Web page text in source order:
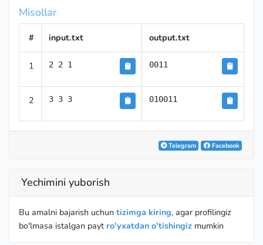
Misollar
# input.txt output.txt
1 2 2 1 0011
2 3 3 3 010011
Telegram Facebook
Yechimini yuborish
Bu amalni bajarish uchun tizimga kiring, agar profilingiz
bo'lmasa istalgan payt ro'yxatdan o'tishingiz mumkin